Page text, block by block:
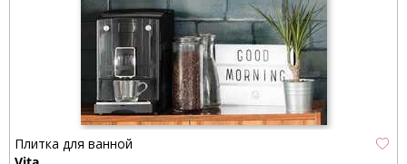
Плитка для ванной